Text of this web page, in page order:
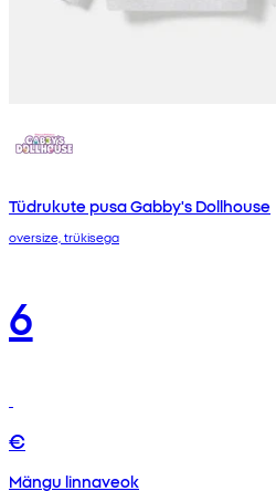
Tüdrukute pusa Gabby's Dollhouse
oversize, trükisega
6
€
Mängu linnaveok